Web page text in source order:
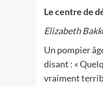
Le centre de
Elizabeth
Un pompier
disant : «
vraiment